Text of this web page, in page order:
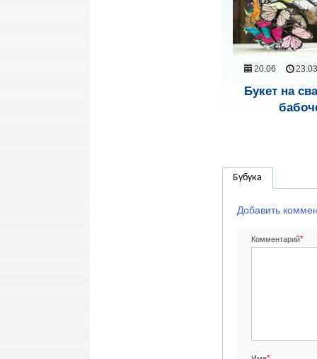
20.06 23:03
Букет на
Бубука
Добавить
Комментарий*